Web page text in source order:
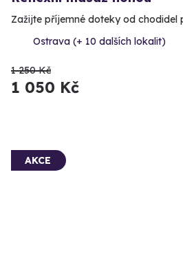
Zažijte příjemné doteky od chodidel
Ostrava (+ 10 dalších lokalit)
1 250 Kč
1 050 Kč
AKCE